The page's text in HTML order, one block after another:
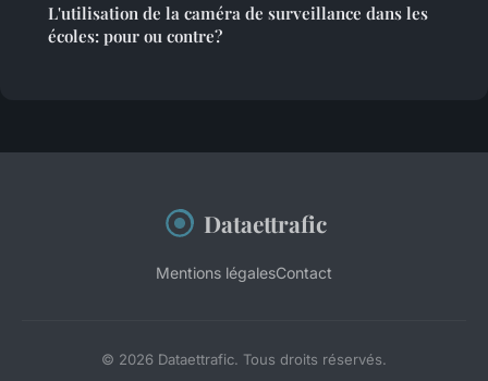
L'utilisation de la caméra de surveillance dans les
écoles: pour ou contre?
Dataettrafic
Mentions légalesContact
© 2026 Dataettrafic. Tous droits réservés.